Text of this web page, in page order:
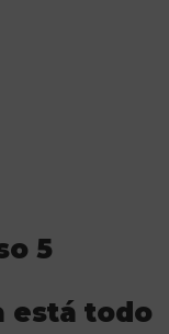
5
está todo